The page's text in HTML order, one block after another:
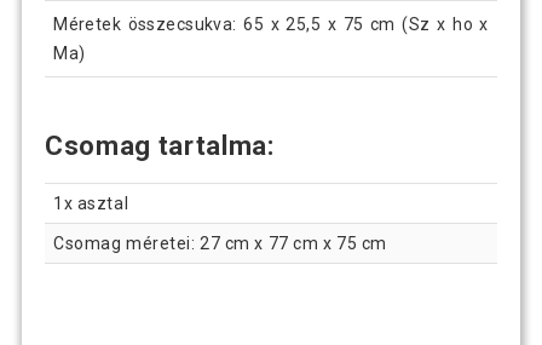
Méretek összecsukva: 65 x 25,5 x 75 cm (Sz x ho x
Ma)
Csomag tartalma:
1x asztal
Csomag méretei: 27 cm x 77 cm x 75 cm